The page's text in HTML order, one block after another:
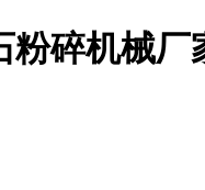
碎机械